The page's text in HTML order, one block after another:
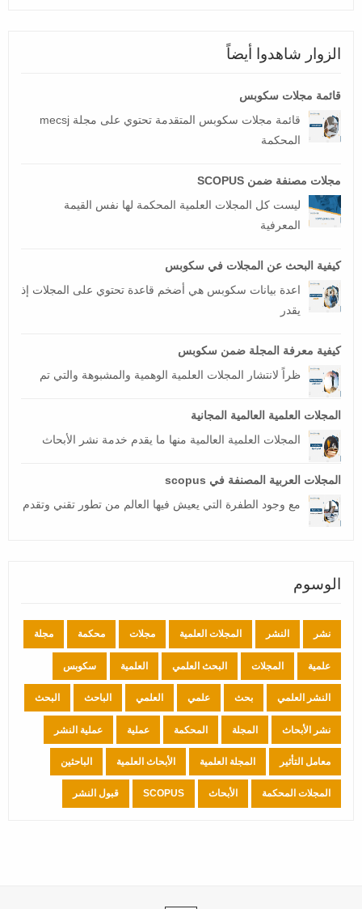
الزوار شاهدوا أيضاً
قائمة مجلات سكوبس
قائمة مجلات سكوبس المتقدمة تحتوي على مجلة mecsj
المحكمة
مجلات مصنفة ضمن SCOPUS
ليست كل المجلات العلمية المحكمة لها نفس القيمة
المعرفية
كيفية البحث عن المجلات في سكوبس
اعدة بيانات سكوبس هي أضخم قاعدة تحتوي على المجلات إذ
يقدر
كيفية معرفة المجلة ضمن سكوبس
ظراً لانتشار المجلات العلمية الوهمية والمشبوهة والتي تم
المجلات العلمية العالمية المجانية
المجلات العلمية العالمية منها ما يقدم خدمة نشر الأبحاث
المجلات العربية المصنفة في scopus
مع وجود الطفرة التي يعيش فيها العالم من تطور تقني وتقدم
الوسوم
نشر النشر المجلات العلمية مجلات محكمة مجلة
علمية المجلات البحث العلمي العلمية سكوبس
النشر العلمي بحث علمي العلمي الباحث البحث
نشر الأبحاث المجلة المحكمة عملية عملية النشر
معامل التأثير المجلة العلمية الأبحاث العلمية الباحثين
المجلات المحكمة الأبحاث SCOPUS قبول النشر